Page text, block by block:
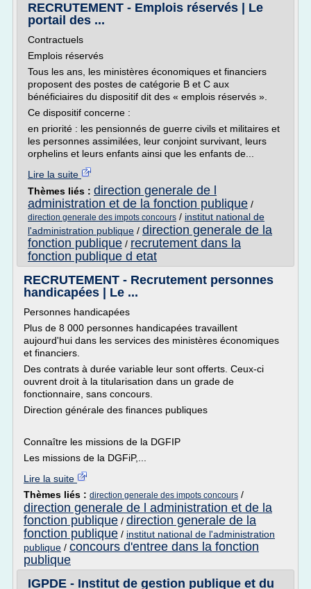
RECRUTEMENT - Emplois réservés | Le
portail des ...
Contractuels
Emplois réservés
Tous les ans, les ministères économiques et financiers
proposent des postes de catégorie B et C aux
bénéficiaires du dispositif dit des « emplois réservés ».
Ce dispositif concerne :
en priorité : les pensionnés de guerre civils et militaires et
les personnes assimilées, leur conjoint survivant, leurs
orphelins et leurs enfants ainsi que les enfants de...
Lire la suite
Thèmes liés : direction generale de l
administration et de la fonction publique /
direction generale des impots concours / institut national de
l'administration publique / direction generale de la
fonction publique / recrutement dans la
fonction publique d etat
RECRUTEMENT - Recrutement personnes
handicapées | Le ...
Personnes handicapées
Plus de 8 000 personnes handicapées travaillent
aujourd'hui dans les services des ministères économiques
et financiers.
Des contrats à durée variable leur sont offerts. Ceux-ci
ouvrent droit à la titularisation dans un grade de
fonctionnaire, sans concours.
Direction générale des finances publiques
Connaître les missions de la DGFIP
Les missions de la DGFiP,...
Lire la suite
Thèmes liés : direction generale des impots concours /
direction generale de l administration et de la
fonction publique / direction generale de la
fonction publique / institut national de l'administration
publique / concours d'entree dans la fonction
publique
IGPDE - Institut de gestion publique et du